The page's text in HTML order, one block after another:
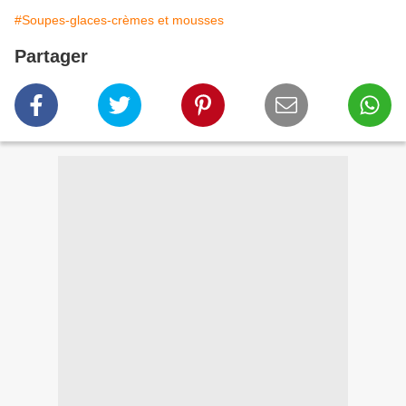
#Soupes-glaces-crèmes et mousses
Partager